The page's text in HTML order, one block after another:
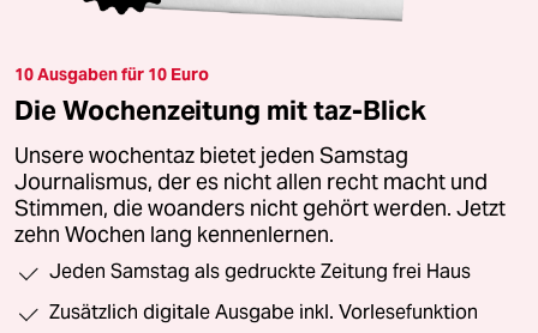
10 Ausgaben für 10 Euro
Die Wochenzeitung mit taz-Blick
Unsere wochentaz bietet jeden Samstag
Journalismus, der es nicht allen recht macht und
Stimmen, die woanders nicht gehört werden. Jetzt
zehn Wochen lang kennenlernen.
Jeden Samstag als gedruckte Zeitung frei Haus
Zusätzlich digitale Ausgabe inkl. Vorlesefunktion